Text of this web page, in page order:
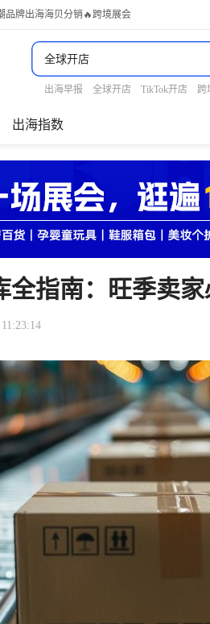
品牌出海海贝分销 🔥跨境展会
出海早报 全球开店 TikTok开店 跨
出海指数
指南：旺季卖家